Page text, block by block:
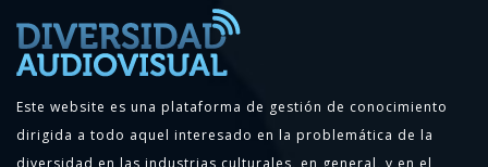
Este website es una plataforma de gestión de conocimiento
dirigida a todo aquel interesado en la problemática de la
diversidad en las industrias culturales, en general, y en el